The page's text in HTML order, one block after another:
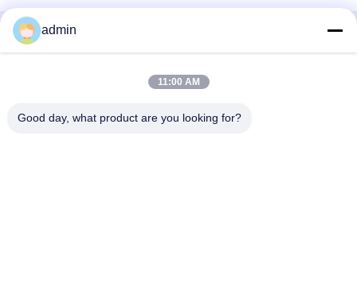
Snel contact
City, provincie Guangdong, China
admin
11:00 AM
Good day, what product are you looking for?